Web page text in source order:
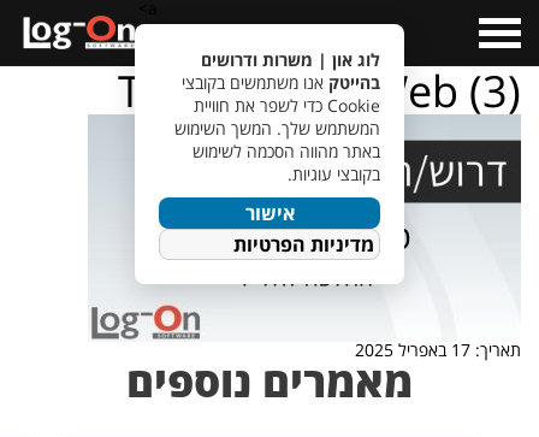
Menu
TempletJobsWeb (3)
תאריך: 17 באפריל 2025
מאמרים נוספים
לוג און | משרות ודרושים
בהייטק אנו משתמשים בקובצי
Cookie כדי לשפר את חוויית
המשתמש שלך. המשך השימוש
באתר מהווה הסכמה לשימוש
בקובצי עוגיות.
אישור
מדיניות הפרטיות